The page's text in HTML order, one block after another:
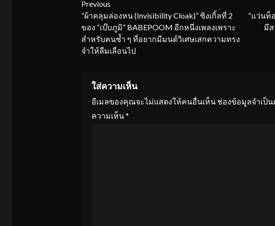
Continue
Reading
Previous
“ผ้าคลุมล่องหน (Invisibility Cloak)” ซิงเกิ้ลที่ 2
ของ “เบ๊บภูมิ” BABEPOOM อีกหนึ่งเพลงเพราะ
สำหรับคนช้ำ ๆ ที่อยากมีมนต์วิเศษเสกความทรง
จำให้ลืมเลือนไป
“แว่นท็
มีส
ใส่ความเห็น
อีเมลของคุณจะไม่แสดงให้คนอื่นเห็น ช่องข้อมูลจำเป็
ความเห็น*